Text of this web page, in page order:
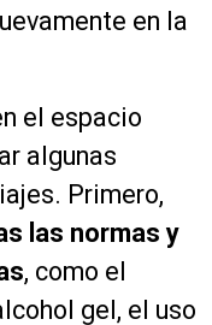
en la
el espacio
algunas
Primero,
las normas y
, como el
gel, el uso